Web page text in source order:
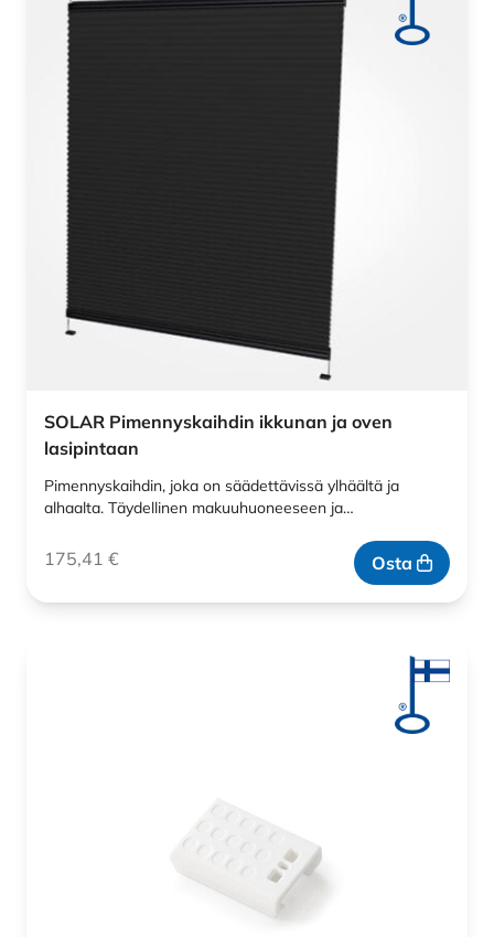
SOLAR Pimennyskaihdin ikkunan ja oven
lasipintaan
Pimennyskaihdin, joka on säädettävissä ylhäältä ja
alhaalta. Täydellinen makuuhuoneeseen ja…
175,41 € Osta